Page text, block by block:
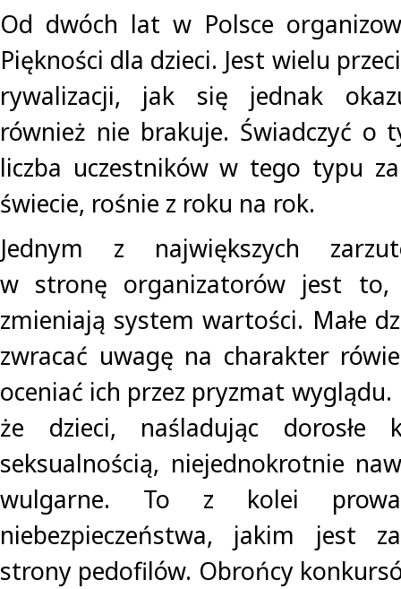
Od dwóch lat w Polsce
Piękności dla dzieci. Jest wielu
rywalizacji, jak się jednak
również nie brakuje. Świadczyć o
liczba uczestników w tego typu
świecie, rośnie z roku na rok.
Jednym z największych
w stronę organizatorów jest to,
zmieniają system wartości. Małe
zwracać uwagę na charakter
oceniać ich przez pryzmat
że dzieci, naśladując dorosłe
seksualnością, niejednokrotnie
wulgarne. To z kolei
niebezpieczeństwa, jakim jest
strony pedofilów. Obrońcy